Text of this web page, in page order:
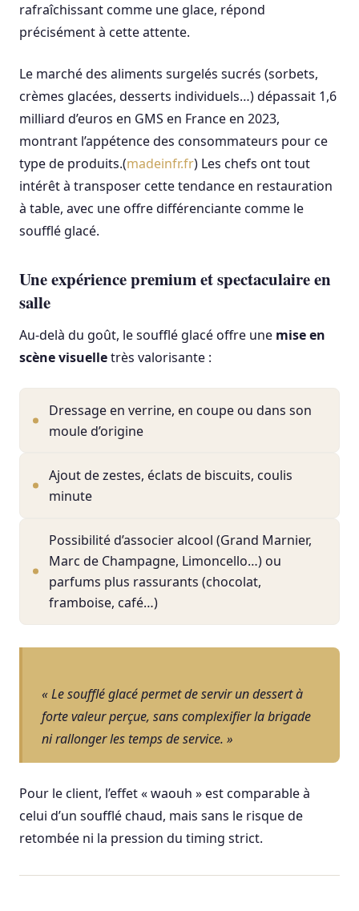
rafraîchissant comme une glace, répond
précisément à cette attente.
Le marché des aliments surgelés sucrés (sorbets,
crèmes glacées, desserts individuels…) dépassait 1,6
milliard d’euros en GMS en France en 2023,
montrant l’appétence des consommateurs pour ce
type de produits.(madeinfr.fr) Les chefs ont tout
intérêt à transposer cette tendance en restauration
à table, avec une offre différenciante comme le
soufflé glacé.
Une expérience premium et spectaculaire en
salle
Au-delà du goût, le soufflé glacé offre une mise en
scène visuelletrès valorisante :
Dressage en verrine, en coupe ou dans son
moule d’origine
Ajout de zestes, éclats de biscuits, coulis
minute
Possibilité d’associer alcool (Grand Marnier,
Marc de Champagne, Limoncello…) ou
parfums plus rassurants (chocolat,
framboise, café…)
« Le soufflé glacé permet de servir un dessert à
forte valeur perçue, sans complexifier la brigade
ni rallonger les temps de service. »
Pour le client, l’effet « waouh » est comparable à
celui d’un soufflé chaud, mais sans le risque de
retombée ni la pression du timing strict.